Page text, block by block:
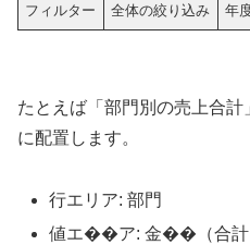
フィルター 全体の絞り込み 年
たとえば「部門別の売上合
に配置します。
行エリア: 部門
値エ��ア: 金��（合計